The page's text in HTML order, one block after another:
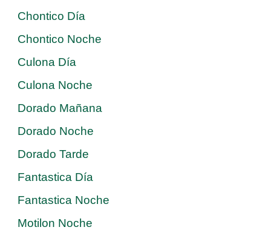
Chontico Día
Chontico Noche
Culona Día
Culona Noche
Dorado Mañana
Dorado Noche
Dorado Tarde
Fantastica Día
Fantastica Noche
Motilon Noche